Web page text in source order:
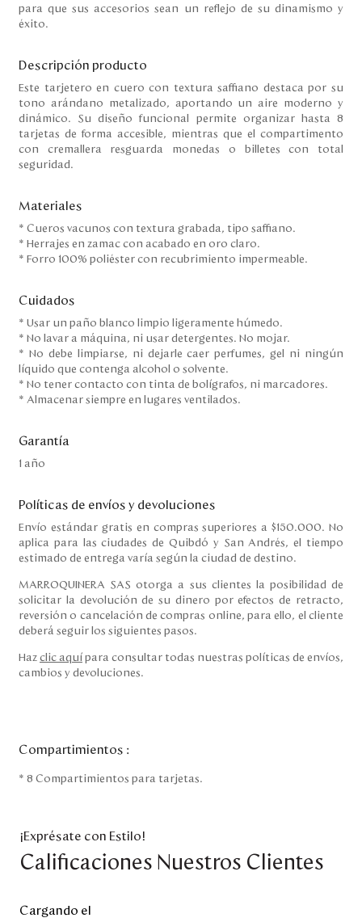
Costa Rica
USA
Venezuela
para que sus accesorios sean un reflejo de su dinamismo y
éxito.
Descripción producto
Este tarjetero en cuero con textura saffiano destaca por su
tono arándano metalizado, aportando un aire moderno y
dinámico. Su diseño funcional permite organizar hasta 8
tarjetas de forma accesible, mientras que el compartimento
con cremallera resguarda monedas o billetes con total
seguridad.
Materiales
* Cueros vacunos con textura grabada, tipo saffiano.
* Herrajes en zamac con acabado en oro claro.
* Forro 100% poliéster con recubrimiento impermeable.
Cuidados
* Usar un paño blanco limpio ligeramente húmedo.
* No lavar a máquina, ni usar detergentes. No mojar.
* No debe limpiarse, ni dejarle caer perfumes, gel ni ningún
líquido que contenga alcohol o solvente.
* No tener contacto con tinta de bolígrafos, ni marcadores.
* Almacenar siempre en lugares ventilados.
Garantía
1 año
Políticas de envíos y devoluciones
Envío estándar gratis en compras superiores a $150.000. No
aplica para las ciudades de Quibdó y San Andrés, el tiempo
estimado de entrega varía según la ciudad de destino.
MARROQUINERA SAS otorga a sus clientes la posibilidad de
solicitar la devolución de su dinero por efectos de retracto,
reversión o cancelación de compras online, para ello, el cliente
deberá seguir los siguientes pasos.
Haz clic aquí para consultar todas nuestras políticas de envíos,
cambios y devoluciones.
Compartimientos :
* 8 Compartimientos para tarjetas.
¡Exprésate con Estilo!
Calificaciones Nuestros Clientes
Cargando el